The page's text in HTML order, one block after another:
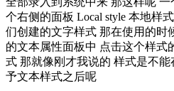
个右侧的面板 Local style 本地样
们创建的文字样式 那在使用的时
的文本属性面板中 点击这个样式
式 那就像刚才我说的 样式是不
予文本样式之后呢